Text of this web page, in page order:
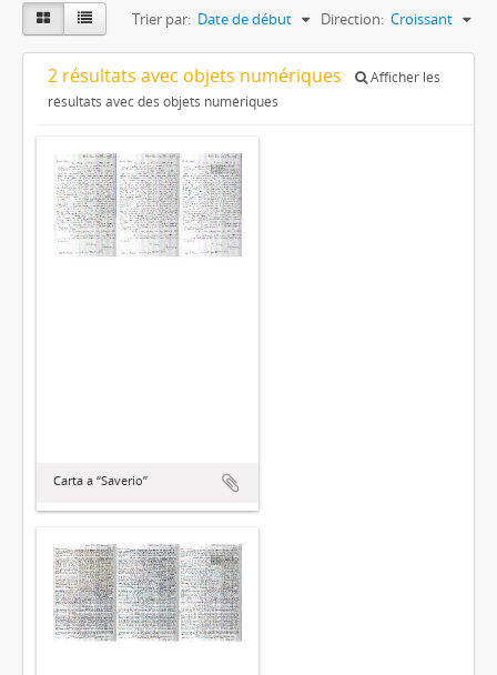
Trier par: Date de début Direction: Croissant
2 résultats avec objets numériques
Afficher les
résultats avec des objets numériques
Carta a “Saverio”